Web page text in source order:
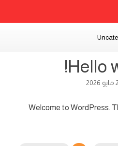
Hello
Welcome to WordPress.